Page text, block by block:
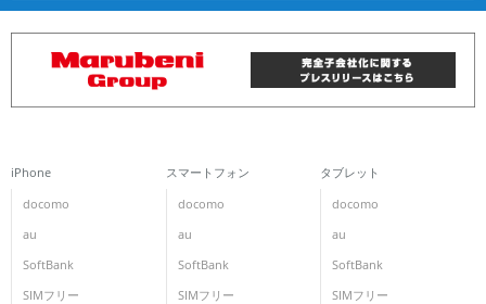
iPhone
docomo
au
SoftBank
SIMフリー
スマートフォン
docomo
au
SoftBank
SIMフリー
タブレット
docomo
au
SoftBank
SIMフリー